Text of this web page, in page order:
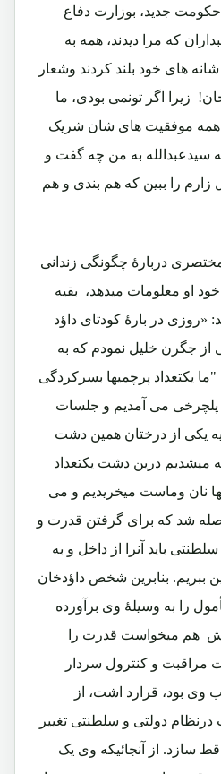
جدید، بوزارت دفاع
که مرا دیدند، همه به
شانه های خود بلند کردند وشعار
زیرا اگر تونمی بودی، ما
همه موفقیت های شان شریک
سیدعبدالله به من چه گفت و
را ببین که هم بندی و هم
دربارۀ چگونگی زندانی
او معلومات میدهد، بقیه
«روزی در بارۀ کودتای داؤد
از جگرن خلیل نمودم که به
یکتعداد پرچمیها بسرکردگی
می آمدیم و جلسات
یکی از درختان همین دشت
میشدیم درین دشت یکتعداد
نان وماست میخریدیم و می
شد که برای گرفتن قدرت و
باید آنرا از داخل و به
ببریم. بنابرین شخص داؤدخان
را به وسیلۀ وی برآورده
هم میخواست قدرت را
مراقبت و کنترول سردار
وی بود، قرارد اشت، از
دولتی و سلطنتی تغییر
سازد. از آنجائیکه وی یک